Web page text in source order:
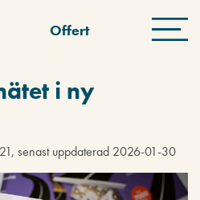
Offert
i ny
senast uppdaterad 2026-01-30